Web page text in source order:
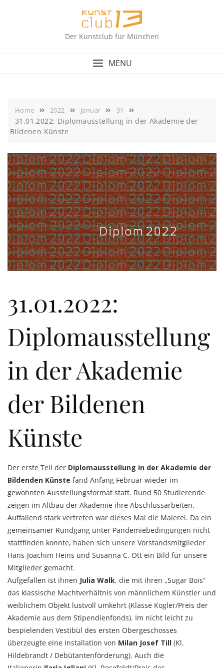
Der Kunstclub für München
MENU
Home 2022 Januar 31
31.01.2022: Diplomausstellung in der Akademie der
Bildenen Künste
31.01.2022:
Diplomausstellung
in der Akademie
der Bildenen
Künste
Der erste Teil der Diplomausstellung in der Akademie der
Bildenden Künste fand Anfang Februar wieder im
gewohnten Ausstellungsformat statt. Rund 50 Studierende
zeigen im Altbau der Akademie ihre Abschlussarbeiten.
Auffallend stark vertreten war dieses Mal die Malerei. Da ein
gemeinsamer Rundgang unter Pandemiebedingungen nicht
stattfinden konnte, haben sich unsere Vorstandsmitglieder
Hans-Joachim Heins und Susanna C. Ott ein Bild für unsere
Mitglieder gemacht.
Aufgefallen ist ihnen Julia Walk, die mit ihren „Sugar Bois“
das klassische Machtverhältnis von männlichem Künstler und
weiblichem Objekt lustvoll umkehrt (Klasse Kogler/Preis der
Akademie aus dem Stipendienfonds). Im nicht leicht zu
bespielenden Vestibül des ersten Obergeschosses
überzeugte eine Installation von Milan Josef Till (Kl.
Hildebrandt / Debütantenförderung). Auch die